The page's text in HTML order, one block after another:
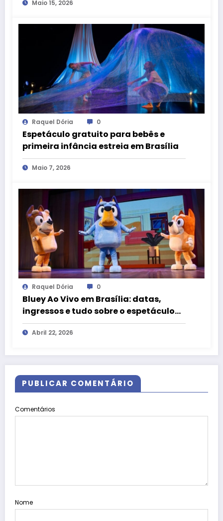
de Oz”
Maio 15, 2026
Raquel Dória 0
Espetáculo gratuito para bebês e
primeira infância estreia em Brasília
Maio 7, 2026
Raquel Dória 0
Bluey Ao Vivo em Brasília: datas,
ingressos e tudo sobre o espetáculo
oficial
Abril 22, 2026
PUBLICAR COMENTÁRIO
Comentários
Nome